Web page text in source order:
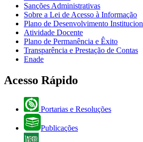
Sanções Administrativas
Sobre a Lei de Acesso à Informação
Plano de Desenvolvimento
Atividade Docente
Plano de Permanência e Êxito
Transparência e Prestação de Contas
Enade
Acesso Rápido
Portarias e Resoluções
Publicações